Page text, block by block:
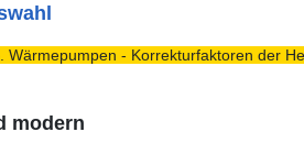
- Korrekturfaktoren der
modern